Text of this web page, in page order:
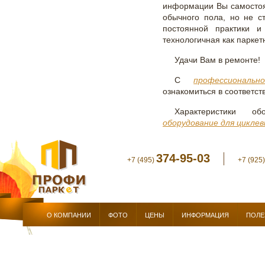
информации Вы
обычного пола, но не
постоянной практики
технологичная как
Удачи Вам в ремонте!
С
ознакомиться в
Характеристики
оборудование для
О КОМПАНИИ ФОТО ЦЕНЫ ИНФОРМАЦИЯ
+7 (495) 374-95-03 +7